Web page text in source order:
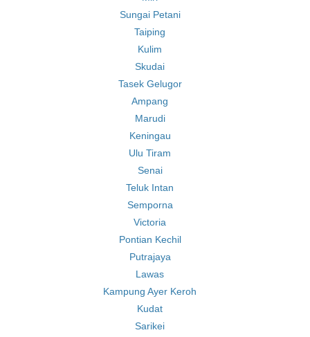
Sungai Petani
Taiping
Kulim
Skudai
Tasek Gelugor
Ampang
Marudi
Keningau
Ulu Tiram
Senai
Teluk Intan
Semporna
Victoria
Pontian Kechil
Putrajaya
Lawas
Kampung Ayer Keroh
Kudat
Sarikei